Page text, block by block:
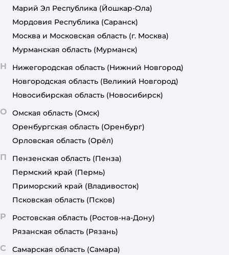
Марий Эл Республика (Йошкар-Ола)
Мордовия Республика (Саранск)
Москва и Московская область (г. Москва)
Мурманская область (Мурманск)
Н Нижегородская область (Нижний Новгород)
Новгородская область (Великий Новгород)
Новосибирская область (Новосибирск)
О Омская область (Омск)
Оренбургская область (Оренбург)
Орловская область (Орёл)
П Пензенская область (Пенза)
Пермский край (Пермь)
Приморский край (Владивосток)
Псковская область (Псков)
Р Ростовская область (Ростов-на-Дону)
Рязанская область (Рязань)
С Самарская область (Самара)